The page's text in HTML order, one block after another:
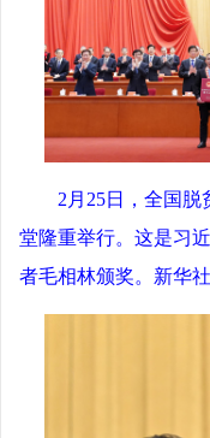
2月25日，全国
堂隆重举行。这是习
者毛相林颁奖。新华